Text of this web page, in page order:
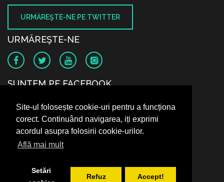
Site-ul folosește cookie-uri pentru a funcționa
corect. Continuând navigarea, iți exprimi
acordul asupra folosirii cookie-urilor.
Află mai mult
Setări
Refuz Accept!
URMĂREŞTE-NE PE TWITTER
URMĂREŞTE-NE
SUNTEM PE FACEBOOK